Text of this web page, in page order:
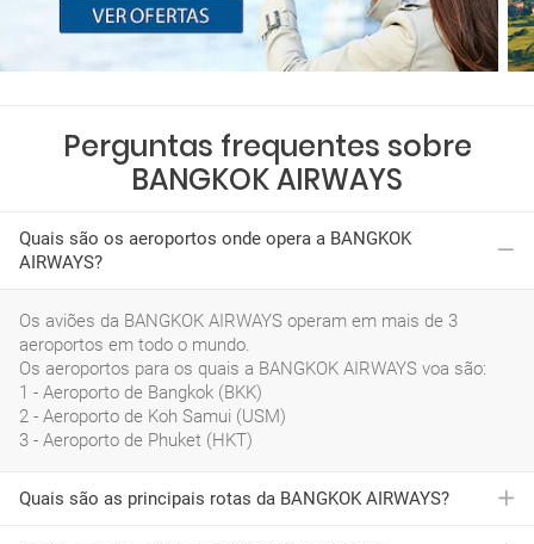
Perguntas frequentes sobre
BANGKOK AIRWAYS
Quais são os aeroportos onde opera a BANGKOK
AIRWAYS?
Os aviões da BANGKOK AIRWAYS operam em mais de 3
aeroportos em todo o mundo.
Os aeroportos para os quais a BANGKOK AIRWAYS voa são:
1 - Aeroporto de Bangkok (BKK)
2 - Aeroporto de Koh Samui (USM)
3 - Aeroporto de Phuket (HKT)
Quais são as principais rotas da BANGKOK AIRWAYS?